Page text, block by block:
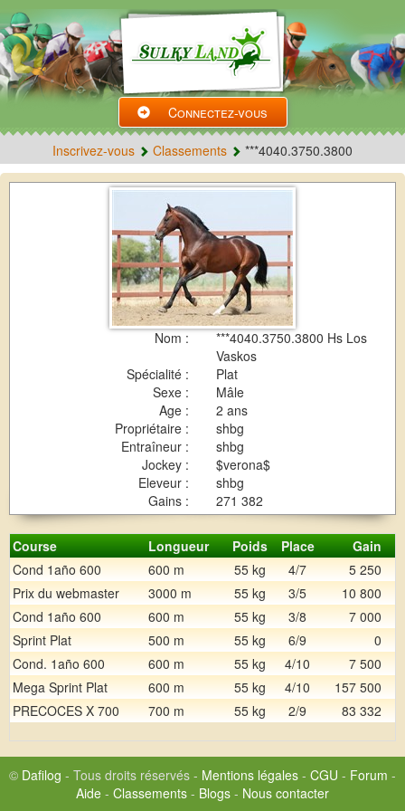
Connectez-vous
Inscrivez-vous Classements ***4040.3750.3800
Nom :
***4040.3750.3800 Hs Los
Vaskos
Spécialité :
Plat
Sexe :
Mâle
Age :
2 ans
Propriétaire :
shbg
Entraîneur :
shbg
Jockey :
$verona$
Eleveur :
shbg
Gains :
271 382
Course Longueur Poids Place
Gain
Cond 1año 600
600 m 55 kg 4/7 5 250
Prix du webmaster
3000 m 55 kg 3/5 10 800
Cond 1año 600
600 m 55 kg 3/8 7 000
Sprint Plat
500 m 55 kg 6/9 0
Cond. 1año 600
600 m 55 kg 4/10 7 500
Mega Sprint Plat
600 m 55 kg 4/10 157 500
PRECOCES X 700
700 m 55 kg 2/9 83 332
© Dafilog - Tous droits réservés - Mentions légales - CGU - Forum -
Aide - Classements - Blogs - Nous contacter